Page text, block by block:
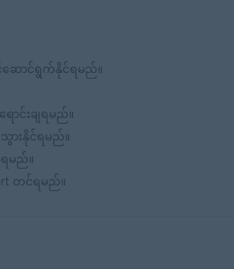
င်ဆောင်ရွက်နိုင်ရမည်။
ာင်းချရမည်။
ားနိုင်ရမည်။
ရမည်။
တင်ရမည်။